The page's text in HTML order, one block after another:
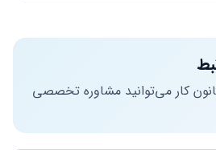
کار می‌توانید مشاوره تخصصی